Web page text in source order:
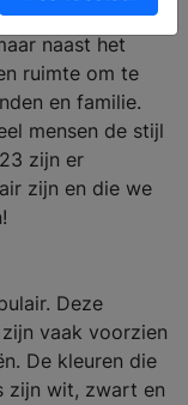
er veel tijd in
naast het
ruimte om te
en familie.
mensen de stijl
zijn er
zijn en die we
Deze
vaak voorzien
De kleuren die
zijn wit, zwart en